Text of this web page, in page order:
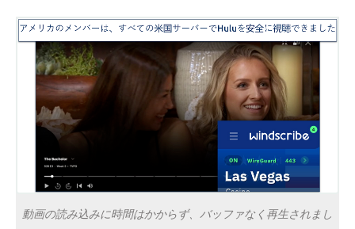
動画の読み込みに時間はかからず、バッファなく再生されまし